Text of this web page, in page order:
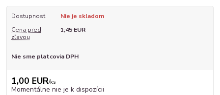
Dostupnosť
Nie je skladom
Cena pred
zľavou
1,45 EUR
Nie sme platcovia DPH
1,00 EUR/ks
Momentálne nie je k dispozícii